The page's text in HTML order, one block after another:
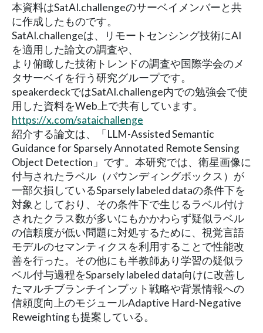
本資料はSatAI.challengeのサーベイメンバーと共
に作成したものです。
SatAI.challengeは、リモートセンシング技術にAI
を適用した論文の調査や、
より俯瞰した技術トレンドの調査や国際学会のメ
タサーベイを行う研究グループです。
speakerdeckではSatAI.challenge内での勉強会で使
用した資料をWeb上で共有しています。
https://x.com/sataichallenge
紹介する論文は、「LLM-Assisted Semantic
Guidance for Sparsely Annotated Remote Sensing
Object Detection」です。本研究では、衛星画像に
付与されたラベル（バウンディングボックス）が
一部欠損しているSparsely labeled dataの条件下を
対象としており、その条件下で生じるラベル付け
されたクラス数が多いにもかかわらず疑似ラベル
の信頼度が低い問題に対処するために、視覚言語
モデルのセマンティクスを利用することで性能改
善を行った。その他にも半教師あり学習の疑似ラ
ベル付与過程をSparsely labeled data向けに改善し
たマルチブランチインプット戦略や背景情報への
信頼度向上のモジュールAdaptive Hard-Negative
Reweightingも提案している。